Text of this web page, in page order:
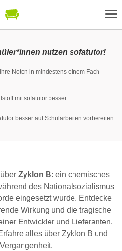
nutzen sofatutor!
Noten in mindestens einem Fach
mit sofatutor besser
besser auf Schularbeiten vorbereiten
Zyklon B: ein chemisches
des Nationalsozialismus
eingesetzt wurde. Entdecke
Wirkung und die tragische
Entwickler und Lieferanten.
alles über Zyklon B und